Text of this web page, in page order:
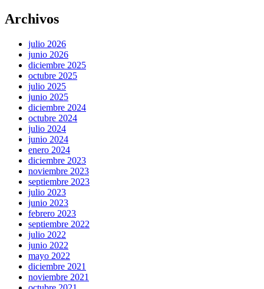
Archivos
julio 2026
junio 2026
diciembre 2025
octubre 2025
julio 2025
junio 2025
diciembre 2024
octubre 2024
julio 2024
junio 2024
enero 2024
diciembre 2023
noviembre 2023
septiembre 2023
julio 2023
junio 2023
febrero 2023
septiembre 2022
julio 2022
junio 2022
mayo 2022
diciembre 2021
noviembre 2021